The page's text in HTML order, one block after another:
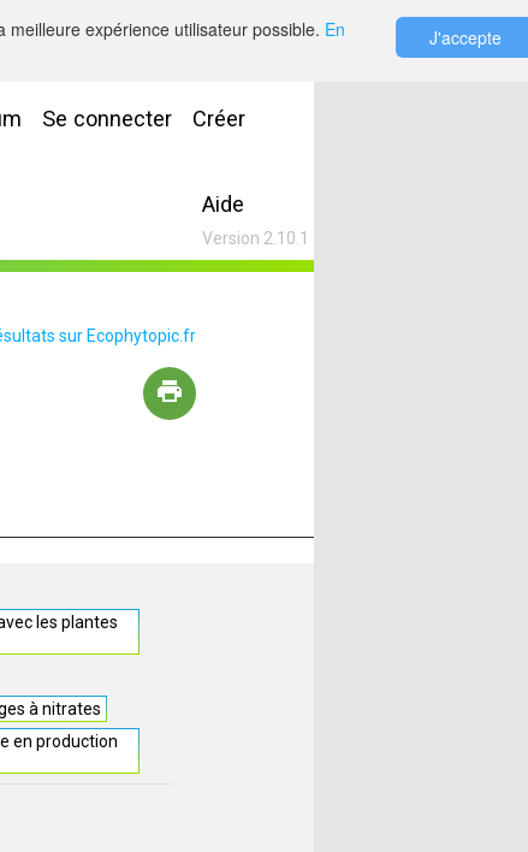
Se connecter Créer
Aide
Version 2.10.1
sur Ecophytopic.fr
les plantes
à nitrates
en production
meilleure expérience utilisateur possible. En
J'accepte